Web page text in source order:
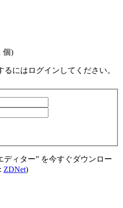
個)
るにはログインしてください。
ディター” を今すぐダウンロー
ZDNet)